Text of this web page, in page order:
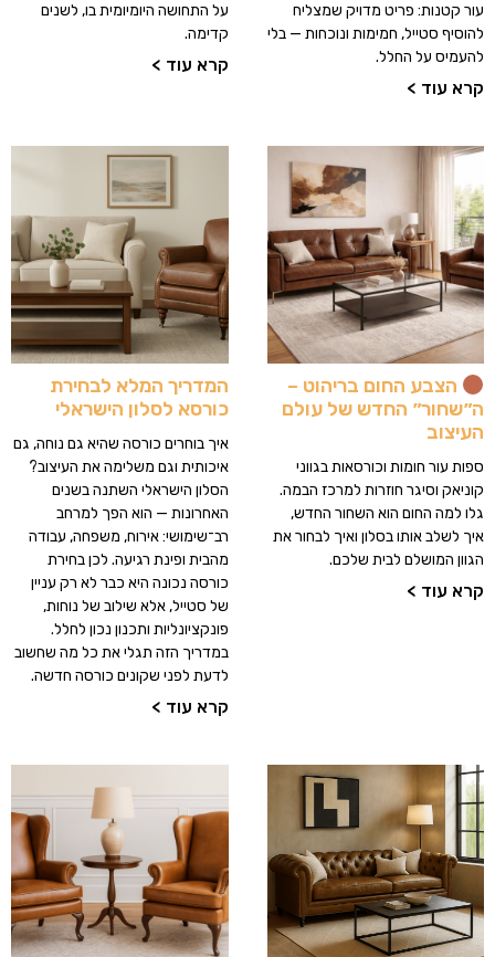
עור קטנות: פריט מדויק שמצליח
להוסיף סטייל, חמימות ונוכחות — בלי
להעמיס על החלל.
קרא עוד >
על התחושה היומיומית בו, לשנים
קדימה.
קרא עוד >
הצבע החום בריהוט –
ה״שחור״ החדש של עולם
העיצוב
ספות עור חומות וכורסאות בגווני
קוניאק וסיגר חוזרות למרכז הבמה.
גלו למה החום הוא השחור החדש,
איך לשלב אותו בסלון ואיך לבחור את
הגוון המושלם לבית שלכם.
קרא עוד >
המדריך המלא לבחירת
כורסא לסלון הישראלי
איך בוחרים כורסה שהיא גם נוחה, גם
איכותית וגם משלימה את העיצוב?
הסלון הישראלי השתנה בשנים
האחרונות — הוא הפך למרחב
רב־שימושי: אירוח, משפחה, עבודה
מהבית ופינת רגיעה. לכן בחירת
כורסה נכונה היא כבר לא רק עניין
של סטייל, אלא שילוב של נוחות,
פונקציונליות ותכנון נכון לחלל.
במדריך הזה תגלי את כל מה שחשוב
לדעת לפני שקונים כורסה חדשה.
קרא עוד >